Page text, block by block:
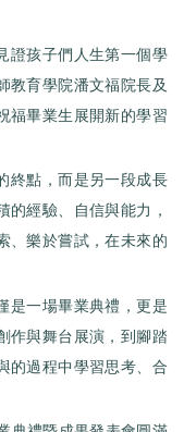
證孩子們人生第一個學
教育學院潘文福院長及
福畢業生展開新的學習
終點，而是另一段成長
的經驗、自信與能力，
、樂於嘗試，在未來的
是一場畢業典禮，更是
作與舞台展演，到腳踏
的過程中學習思考、合